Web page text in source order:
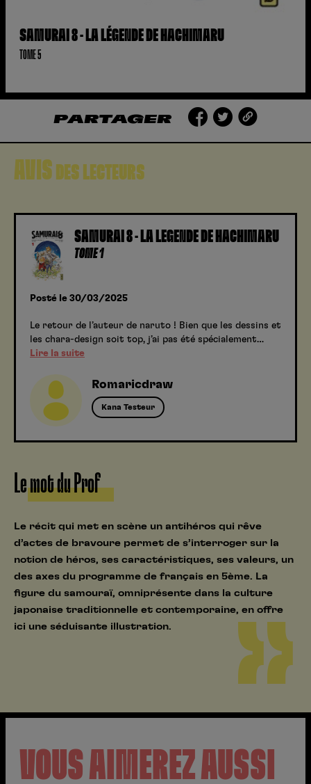
SAMURAI 8 - LA LÉGENDE DE HACHIMARU
TOME 5
PARTAGER
AVIS DES LECTEURS
SAMURAI 8 - LA LÉGENDE DE HACHIMARU
TOME 1
Posté le 30/03/2025
Le retour de l’auteur de naruto ! Bien que les dessins et
les chara-design soit top, j’ai pas été spécialement…
Lire la suite
Romaricdraw
Kana Testeur
Le mot du Prof
Le récit qui met en scène un antihéros qui rêve
d’actes de bravoure permet de s’interroger sur la
notion de héros, ses caractéristiques, ses valeurs, un
des axes du programme de français en 5ème. La
figure du samouraï, omniprésente dans la culture
japonaise traditionnelle et contemporaine, en offre
ici une séduisante illustration.
VOUS AIMEREZ AUSSI